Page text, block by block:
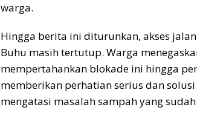
warga.
Hingga berita ini diturunkan, akses
Buhu masih tertutup. Warga
mempertahankan blokade ini hingga
memberikan perhatian serius dan
mengatasi masalah sampah yang